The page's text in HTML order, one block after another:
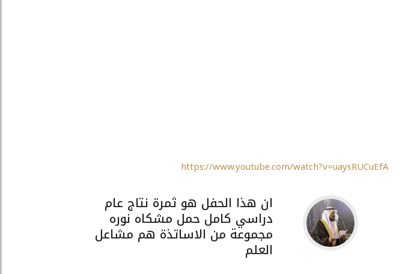
https://www.youtube.com/watch?v=uaysRUCuEfA
ان هذا الحفل هو ثمرة نتاج عام
دراسي كامل حمل مشكاه نوره
مجموعة من الاساتذة هم مشاعل
العلم